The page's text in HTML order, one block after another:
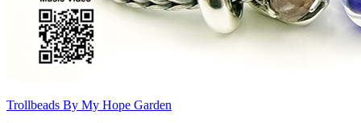
Trollbeads By My Hope Garden